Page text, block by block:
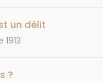
un délit
?